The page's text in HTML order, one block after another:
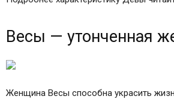
Весы — утонченная
Женщина Весы способна украсить